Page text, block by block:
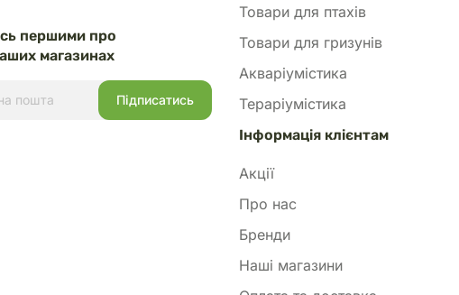
першими про
магазинах
Товари для птахів
Товари для гризунів
Акваріумістика
Тераріумістика
Інформація клієнтам
Акції
Про нас
Бренди
Наші магазини